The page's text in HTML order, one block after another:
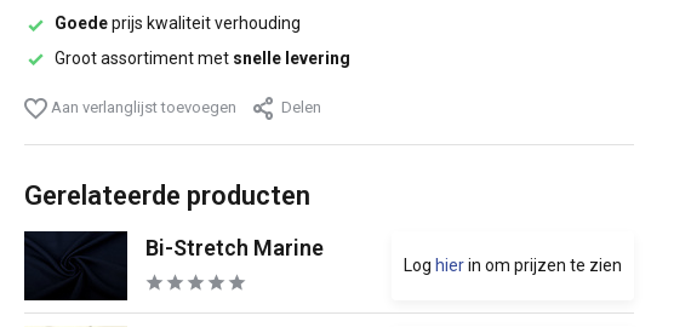
Goedeprijs kwaliteit verhouding
Groot assortiment met snelle levering
Aan verlanglijst toevoegen Delen
Gerelateerde producten
Bi-Stretch Marine
Log hierin om prijzen te zien